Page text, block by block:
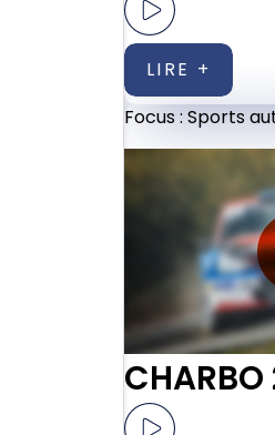
LIRE +
Focus : Sports